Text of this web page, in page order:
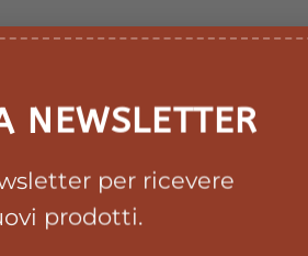
NEWSLETTER
per ricevere
prodotti.